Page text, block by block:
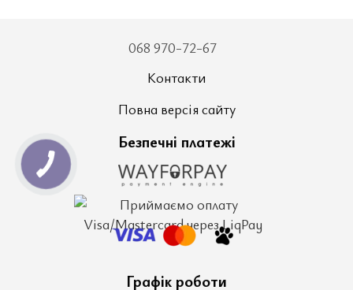
068 970-72-67
Контакти
Повна версія сайту
Безпечні платежі
Графік роботи